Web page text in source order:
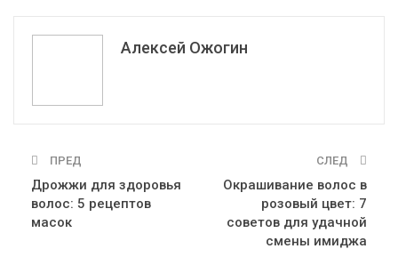
Эл. адрес
Алексей Ожогин
ПРЕД
Дрожжи для здоровья
волос: 5 рецептов
масок
СЛЕД
Окрашивание волос в
розовый цвет: 7
советов для удачной
смены имиджа